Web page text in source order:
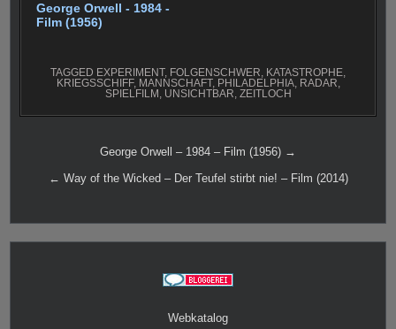
George Orwell - 1984 -
Film (1956)
TAGGED EXPERIMENT, FOLGENSCHWER KATASTROPHE
KRIEGSSCHIFF, MANNSCHAFT, PHILADELPHIA, RADAR
SPIELFILM UNSICHTBAR ZEITLOCH
Beitragsnavigation
George Orwell – 1984 – Film (1956) →
← Way of the Wicked – Der Teufel stirbt nie! – Film (2014)
Webkatalog